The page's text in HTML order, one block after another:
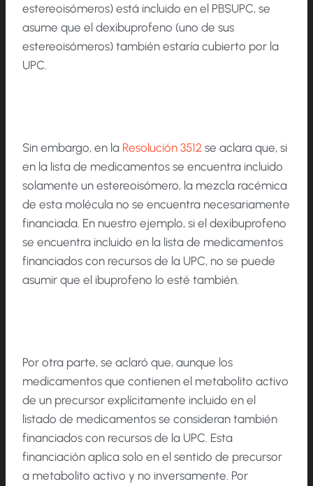
estereoisómeros) está incluido en el PBSUPC, se
asume que el dexibuprofeno (uno de sus
estereoisómeros) también estaría cubierto por la
UPC.
Sin embargo, en la Resolución 3512 se aclara que, si
en la lista de medicamentos se encuentra incluido
solamente un estereoisómero, la mezcla racémica
de esta molécula no se encuentra necesariamente
financiada. En nuestro ejemplo, si el dexibuprofeno
se encuentra incluido en la lista de medicamentos
financiados con recursos de la UPC, no se puede
asumir que el ibuprofeno lo esté también.
Por otra parte, se aclaró que, aunque los
medicamentos que contienen el metabolito activo
de un precursor explícitamente incluido en el
listado de medicamentos se consideran también
financiados con recursos de la UPC. Esta
financiación aplica solo en el sentido de precursor
a metabolito activo y no inversamente. Por